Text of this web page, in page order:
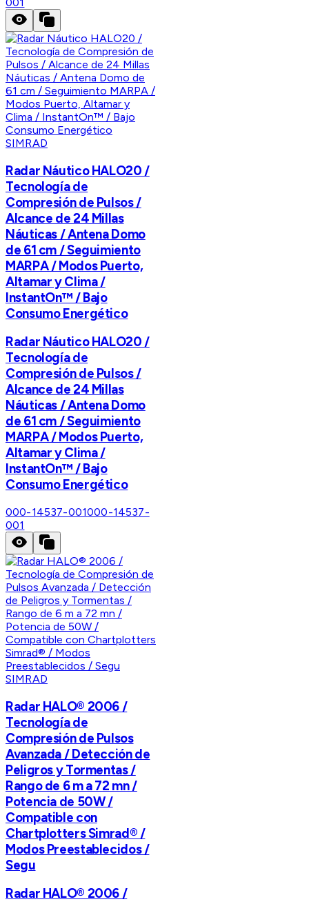
SIMRAD
Radar Náutico HALO20 /
Tecnología de
Compresión de Pulsos /
Alcance de 24 Millas
Náuticas / Antena Domo
de 61 cm / Seguimiento
MARPA / Modos Puerto,
Altamar y Clima /
InstantOn™ / Bajo
Consumo Energético
Radar Náutico HALO20 /
Tecnología de
Compresión de Pulsos /
Alcance de 24 Millas
Náuticas / Antena Domo
de 61 cm / Seguimiento
MARPA / Modos Puerto,
Altamar y Clima /
InstantOn™ / Bajo
Consumo Energético
000-14537-001000-14537-
001
SIMRAD
Radar HALO® 2006 /
Tecnología de
Compresión de Pulsos
Avanzada / Detección de
Peligros y Tormentas /
Rango de 6 m a 72 mn /
Potencia de 50W /
Compatible con
Chartplotters Simrad® /
Modos Preestablecidos /
Segu
Radar HALO® 2006 /